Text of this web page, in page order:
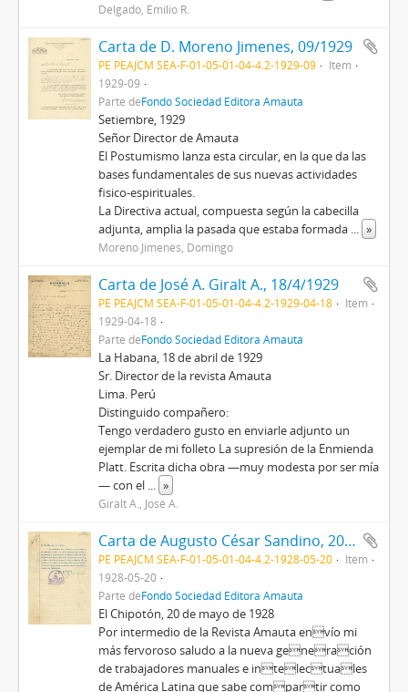
Delgado, Emilio R.
Carta de D. Moreno Jimenes, 09/1929
PE PEAJCM SEA-F-01-05-01-04-4.2-1929-09
Item
1929-09
Parte deFondo Sociedad Editora Amauta
Setiembre, 1929
Señor Director de Amauta
El Postumismo lanza esta circular, en la que da las
bases fundamentales de sus nuevas actividades
fisico-espirituales.
La Directiva actual, compuesta según la cabecilla
adjunta, amplia la pasada que estaba formada ... »
Moreno Jimenes, Domingo
Carta de José A. Giralt A., 18/4/1929
PE PEAJCM SEA-F-01-05-01-04-4.2-1929-04-18
Item
1929-04-18
Parte deFondo Sociedad Editora Amauta
La Habana, 18 de abril de 1929
Sr. Director de la revista Amauta
Lima. Perú
Distinguido compañero:
Tengo verdadero gusto en enviarle adjunto un
ejemplar de mi folleto La supresión de la Enmienda
Platt. Escrita dicha obra —muy modesta por ser mía
— con el ... »
Giralt A., José A.
Carta de Augusto César Sandino, 20/5/1928
PE PEAJCM SEA-F-01-05-01-04-4.2-1928-05-20
Item
1928-05-20
Parte deFondo Sociedad Editora Amauta
El Chipotón, 20 de mayo de 1928
Por intermedio de la Revista Amauta envío mi
más fervoroso saludo a la nueva generación
de trabajadores manuales e intelectuales
de América Latina que sabe compartir como